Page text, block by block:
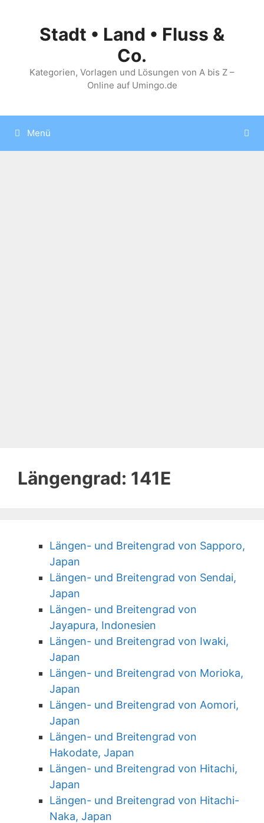
springenStadt • Land • Fluss &
Co.
Kategorien, Vorlagen und Lösungen von A bis Z –
Online auf Umingo.de
Menü
Längengrad: 141E
Längen- und Breitengrad von Sapporo,
Japan
Längen- und Breitengrad von Sendai,
Japan
Längen- und Breitengrad von
Jayapura, Indonesien
Längen- und Breitengrad von Iwaki,
Japan
Längen- und Breitengrad von Morioka,
Japan
Längen- und Breitengrad von Aomori,
Japan
Längen- und Breitengrad von
Hakodate, Japan
Längen- und Breitengrad von Hitachi,
Japan
Längen- und Breitengrad von Hitachi-
Naka, Japan